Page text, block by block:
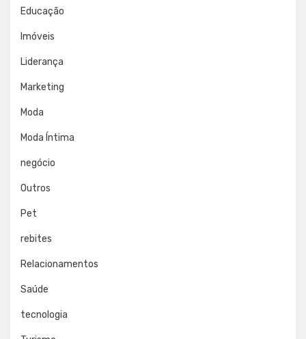
Educação
Imóveis
Liderança
Marketing
Moda
Moda Íntima
negócio
Outros
Pet
rebites
Relacionamentos
Saúde
tecnologia